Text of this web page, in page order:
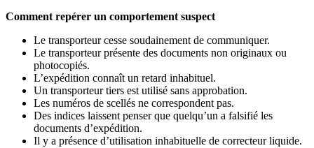
Comment repérer un comportement suspect
Le transporteur cesse soudainement de communiquer.
Le transporteur présente des documents non originaux ou
photocopiés.
L’expédition connaît un retard inhabituel.
Un transporteur tiers est utilisé sans approbation.
Les numéros de scellés ne correspondent pas.
Des indices laissent penser que quelqu’un a falsifié les
documents d’expédition.
Il y a présence d’utilisation inhabituelle de correcteur liquide.